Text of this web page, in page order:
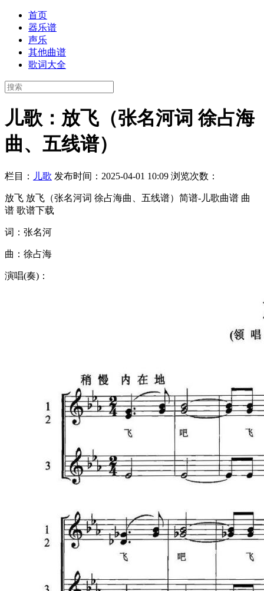
首页
器乐谱
声乐
其他曲谱
歌词大全
儿歌：放飞（张名河词 徐占海
曲、五线谱）
栏目： 儿歌 发布时间：2025-04-01 10:09 浏览次数：
放飞 放飞（张名河词 徐占海曲、五线谱）简谱-儿歌曲谱 曲
谱 歌谱下载
词：张名河
曲：徐占海
演唱(奏)：